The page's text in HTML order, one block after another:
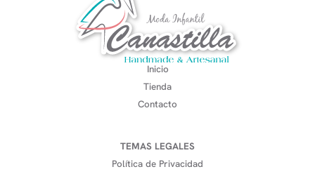
Inicio
Tienda
Contacto
TEMAS LEGALES
Política de Privacidad